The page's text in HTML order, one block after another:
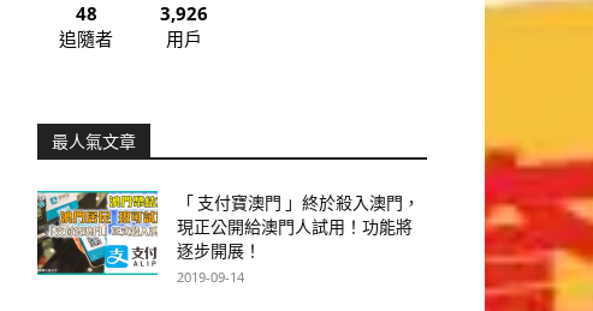
48
追隨者
3,926
用戶
最人氣文章
「 支付寶澳門 」終於殺入澳門，
現正公開給澳門人試用！功能將
逐步開展！
2019-09-14